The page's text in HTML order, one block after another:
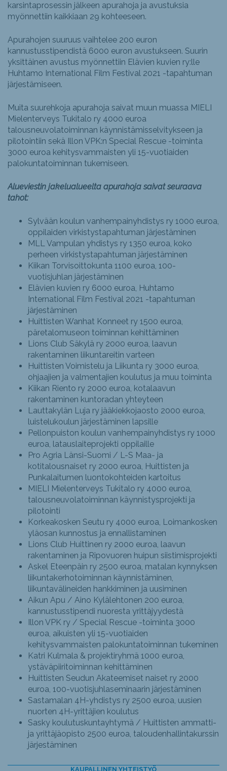
karsintaprosessin jälkeen apurahoja ja avustuksia
myönnettiin kaikkiaan 29 kohteeseen.
Apurahojen suuruus vaihtelee 200 euron
kannustusstipendistä 6000 euron avustukseen. Suurin
yksittäinen avustus myönnettiin Elävien kuvien ry:lle
Huhtamo International Film Festival 2021 -tapahtuman
järjestämiseen.
Muita suurehkoja apurahoja saivat muun muassa MIELI
Mielenterveys Tukitalo ry 4000 euroa
talousneuvolatoiminnan käynnistämisselvitykseen ja
pilotointiin sekä Illon VPK:n Special Rescue -toiminta
3000 euroa kehitysvammaisten yli 15-vuotiaiden
palokuntatoiminnan tukemiseen.
Alueviestin jakelualueelta apurahoja saivat seuraava
tahot:
Sylvään koulun vanhempainyhdistys ry 1000 euroa,
oppilaiden virkistystapahtuman järjestäminen
MLL Vampulan yhdistys ry 1350 euroa, koko
perheen virkistystapahtuman järjestäminen
Kiikan Torvisoittokunta 1100 euroa, 100-
vuotisjuhlan järjestäminen
Elävien kuvien ry 6000 euroa, Huhtamo
International Film Festival 2021 -tapahtuman
järjestäminen
Huittisten Wanhat Konneet ry 1500 euroa,
päretalomuseon toiminnan kehittäminen
Lions Club Säkylä ry 2000 euroa, laavun
rakentaminen liikuntareitin varteen
Huittisten Voimistelu ja Liikunta ry 3000 euroa,
ohjaajien ja valmentajien koulutus ja muu toiminta
Kiikan Riento ry 2000 euroa, kotalaavun
rakentaminen kuntoradan yhteyteen
Lauttakylän Luja ry jääkiekkojaosto 2000 euroa,
luistelukoulun järjestäminen lapsille
Pellonpuiston koulun vanhempainyhdistys ry 1000
euroa, latauslaiteprojekti oppilaille
Pro Agria Länsi-Suomi / L-S Maa- ja
kotitalousnaiset ry 2000 euroa, Huittisten ja
Punkalaitumen luontokohteiden kartoitus
MIELI Mielenterveys Tukitalo ry 4000 euroa,
talousneuvolatoiminnan käynnistysprojekti ja
pilotointi
Korkeakosken Seutu ry 4000 euroa, Loimankosken
yläosan kunnostus ja ennallistaminen
Lions Club Huittinen ry 2000 euroa, laavun
rakentaminen ja Ripovuoren huipun siistimisprojekti
Askel Eteenpäin ry 2500 euroa, matalan kynnyksen
liikuntakerhotoiminnan käynnistäminen,
liikuntavälineiden hankkiminen ja uusiminen
Aikun Apu / Aino Kylälehtonen 200 euroa,
kannustusstipendi nuoresta yrittäjyydestä
Illon VPK ry / Special Rescue -toiminta 3000
euroa, aikuisten yli 15-vuotiaiden
kehitysvammaisten palokuntatoiminnan tukeminen
Katri Kulmala & projektiryhmä 1000 euroa,
ystäväpiiritoiminnan kehittäminen
Huittisten Seudun Akateemiset naiset ry 2000
euroa, 100-vuotisjuhlaseminaarin järjestäminen
Sastamalan 4H-yhdistys ry 2500 euroa, uusien
nuorten 4H-yrittäjien koulutus
Sasky koulutuskuntayhtymä / Huittisten ammatti-
ja yrittäjäopisto 2500 euroa, taloudenhallintakurssin
järjestäminen
KAUPALLINEN YHTEISTYÖ